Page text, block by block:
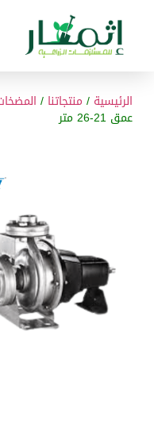
الرئيسية / منتجاتنا /
عمق 21-26 متر